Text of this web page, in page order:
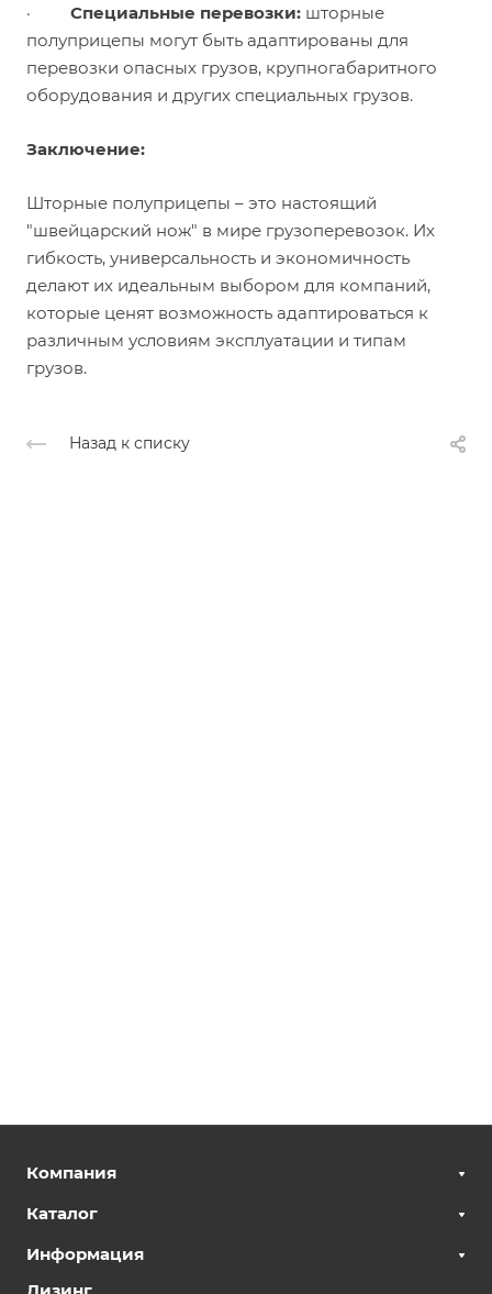
· Специальные перевозки: шторные
полуприцепы могут быть адаптированы для
перевозки опасных грузов, крупногабаритного
оборудования и других специальных грузов.
Заключение:
Шторные полуприцепы – это настоящий
"швейцарский нож" в мире грузоперевозок. Их
гибкость, универсальность и экономичность
делают их идеальным выбором для компаний,
которые ценят возможность адаптироваться к
различным условиям эксплуатации и типам
грузов.
Назад к списку
Компания
Каталог
Информация